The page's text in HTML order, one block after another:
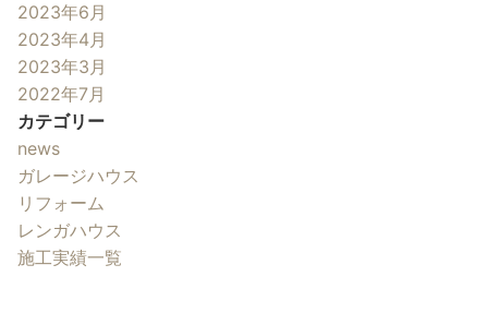
2023年6月
2023年4月
2023年3月
2022年7月
カテゴリー
news
ガレージハウス
リフォーム
レンガハウス
施工実績一覧